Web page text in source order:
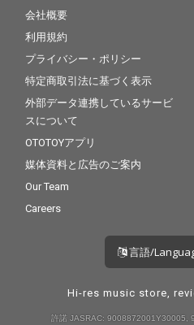
会社概要
利用規約
プライバシー・ポリシー
特定商取引法に基づく表示
外部データ連携しているサービ
スについて
OTOTOYアプリ
媒体資料と広告のご案内
Our Team
Careers
言語/
Hi-res music store,
許諾 JASRAC: 9008872001Y30005,